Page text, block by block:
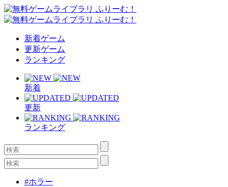
新着ゲーム
更新ゲーム
ランキング
新着
更新
ランキング
#ホラー